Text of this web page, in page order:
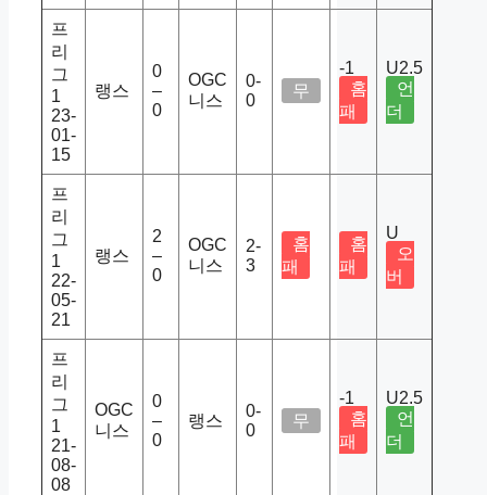
프
리
그
1
23-
01-
15
랭스
0
–
0
OGC
니스
0-
0
무
-1
홈
패
U2.5
언
더
프
리
그
1
22-
05-
21
랭스
2
–
0
OGC
니스
2-
3
홈
패
홈
패
U
오
버
프
리
그
1
21-
08-
08
OGC
니스
0
–
0
랭스
0-
0
무
-1
홈
패
U2.5
언
더